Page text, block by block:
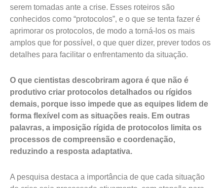
serem tomadas ante a crise. Esses roteiros são
conhecidos como “protocolos”, e o que se tenta fazer é
aprimorar os protocolos, de modo a torná-los os mais
amplos que for possível, o que quer dizer, prever todos os
detalhes para facilitar o enfrentamento da situação.
O que cientistas descobriram agora é que não é
produtivo criar protocolos detalhados ou rígidos
demais, porque isso impede que as equipes lidem de
forma flexível com as situações reais. Em outras
palavras, a imposição rígida de protocolos limita os
processos de compreensão e coordenação,
reduzindo a resposta adaptativa.
A pesquisa destaca a importância de que cada situação